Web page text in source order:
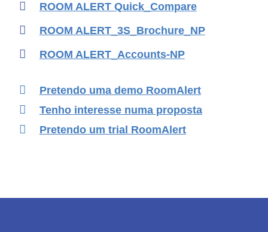
ROOM ALERT Quick_Compare
ROOM ALERT_3S_Brochure_NP
ROOM ALERT_Accounts-NP
Pretendo uma demo RoomAlert
Tenho interesse numa proposta
Pretendo um trial RoomAlert